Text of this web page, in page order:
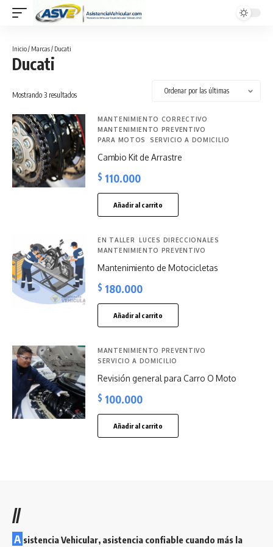
Inicio/ Marcas / Ducati
Ducati
Mostrando 3 resultadosSorted
latest
MANTENIMIENTO CORRECTIVO
MANTENIMIENTO PREVENTIVO
PARA MOTOS
SERVICIO A DOMICILIO
Cambio Kit de Arrastre
$ 110.000
Añadir al carrito
EN TALLER
LUCES DIRECCIONALES
MANTENIMIENTO PREVENTIVO
Mantenimiento de Motocicletas
$ 180.000
Añadir al carrito
MANTENIMIENTO PREVENTIVO
SERVICIO A DOMICILIO
Revisión general para Carro O Moto
$ 100.000
Añadir al carrito
//
A sistencia Vehicular, asistencia confiable cuando más la